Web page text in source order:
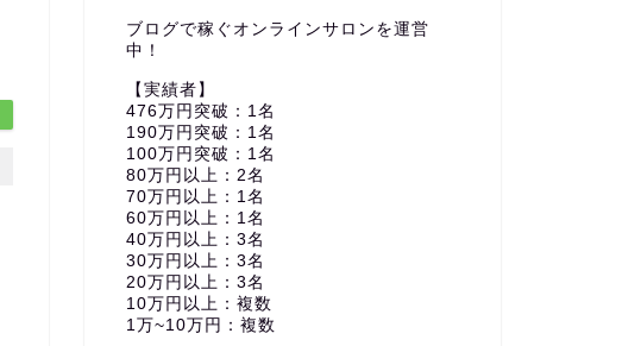
ブログで稼ぐオンラインサロンを運営
中！
【実績者】
476万円突破：1名
190万円突破：1名
100万円突破：1名
80万円以上：2名
70万円以上：1名
60万円以上：1名
40万円以上：3名
30万円以上：3名
20万円以上：3名
10万円以上：複数
1万~10万円：複数